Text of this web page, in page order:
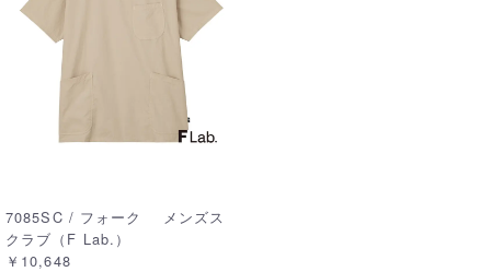
7085SC / フォーク メンズス
クラブ（F Lab.）
￥10,648